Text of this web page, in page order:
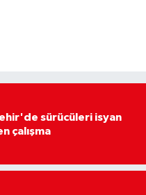
sürücüleri isyan
çalışma